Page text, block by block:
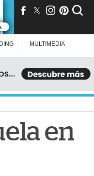
MULTIMEDIA
en